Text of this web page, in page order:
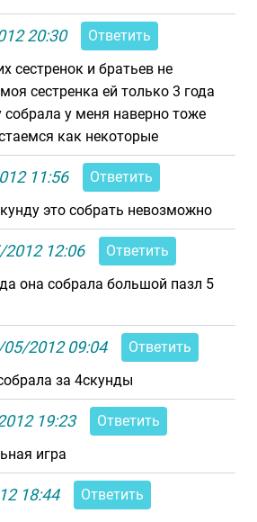
20:30
Ответить
сестренок и братьев не
сестренка ей только 3 года
собрала у меня наверно тоже
как некоторые
11:56
Ответить
это собрать невозможно
2012 12:06
Ответить
она собрала большой пазл 5
05/2012 09:04
Ответить
за 4скунды
19:23
Ответить
игра
18:44
Ответить